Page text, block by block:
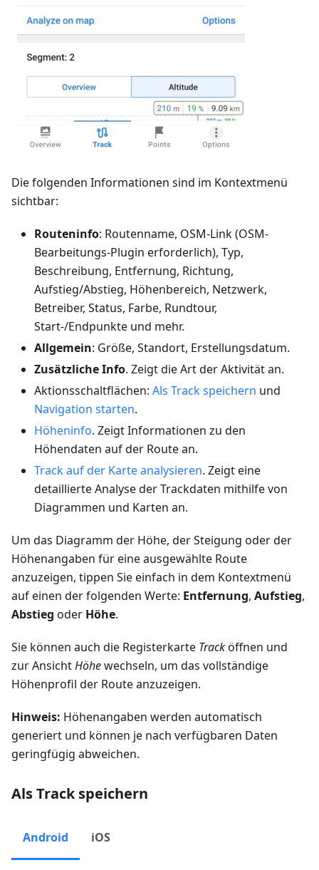
Die folgenden Informationen sind im Kontextmenü
sichtbar:
Routeninfo: Routenname, OSM-Link (OSM-
Bearbeitungs-Plugin erforderlich), Typ,
Beschreibung, Entfernung, Richtung,
Aufstieg/Abstieg, Höhenbereich, Netzwerk,
Betreiber, Status, Farbe, Rundtour,
Start-/Endpunkte und mehr.
Allgemein: Größe, Standort, Erstellungsdatum.
Zusätzliche Info. Zeigt die Art der Aktivität an.
Aktionsschaltflächen: Als Track speichern und
Navigation starten.
Höheninfo. Zeigt Informationen zu den
Höhendaten auf der Route an.
Track auf der Karte analysieren. Zeigt eine
detaillierte Analyse der Trackdaten mithilfe von
Diagrammen und Karten an.
Um das Diagramm der Höhe, der Steigung oder der
Höhenangaben für eine ausgewählte Route
anzuzeigen, tippen Sie einfach in dem Kontextmenü
auf einen der folgenden Werte: Entfernung, Aufstieg,
Abstieg oder Höhe.
Sie können auch die Registerkarte Tracköffnen und
zur AnsichtHöhewechseln, um das vollständige
Höhenprofil der Route anzuzeigen.
Hinweis: Höhenangaben werden automatisch
generiert und können je nach verfügbaren Daten
geringfügig abweichen.
Als Track speichern
Android iOS